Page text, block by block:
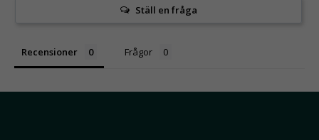
Ställ en fråga
Recensioner Frågor